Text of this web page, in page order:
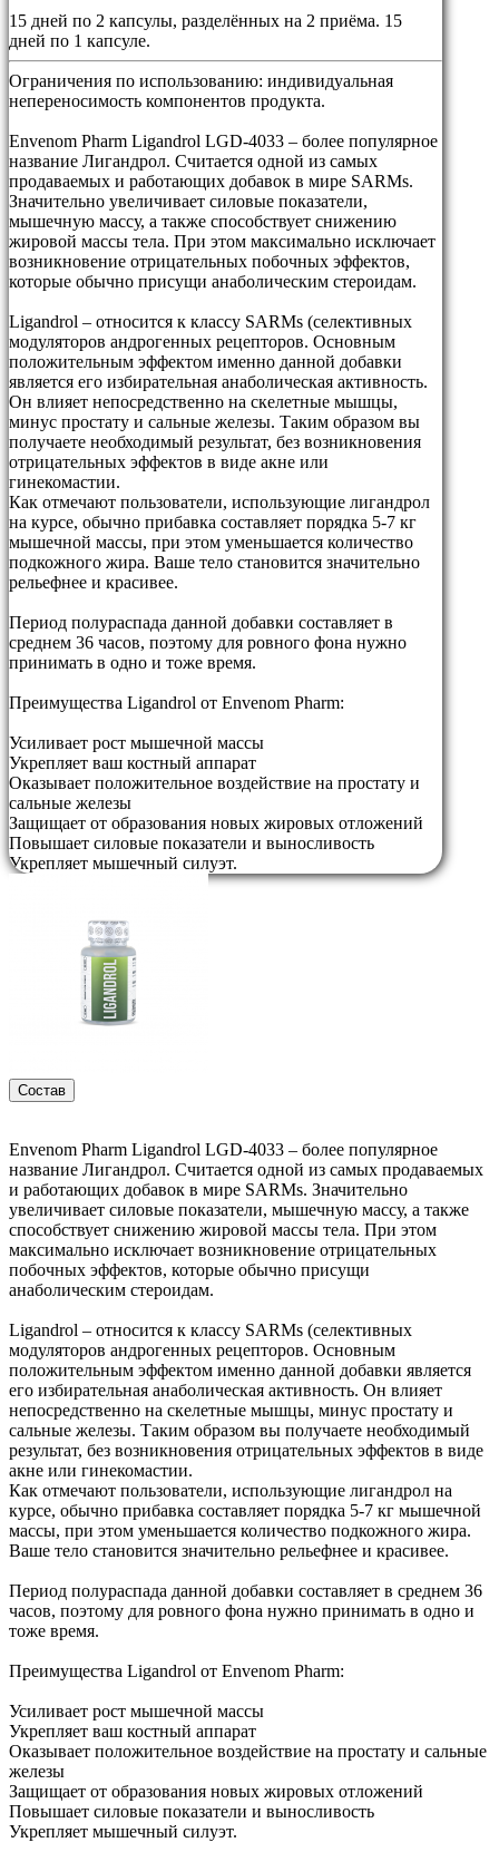
15 дней по 2 капсулы, разделённых на 2 приёма. 15
дней по 1 капсуле.
Ограничения по использованию: индивидуальная
непереносимость компонентов продукта.
Envenom Pharm Ligandrol LGD-4033 – более популярное
название Лигандрол. Считается одной из самых
продаваемых и работающих добавок в мире SARMs.
Значительно увеличивает силовые показатели,
мышечную массу, а также способствует снижению
жировой массы тела. При этом максимально исключает
возникновение отрицательных побочных эффектов,
которые обычно присущи анаболическим стероидам.
Ligandrol – относится к классу SARMs (селективных
модуляторов андрогенных рецепторов. Основным
положительным эффектом именно данной добавки
является его избирательная анаболическая активность.
Он влияет непосредственно на скелетные мышцы,
минус простату и сальные железы. Таким образом вы
получаете необходимый результат, без возникновения
отрицательных эффектов в виде акне или
гинекомастии.
Как отмечают пользователи, использующие лигандрол
на курсе, обычно прибавка составляет порядка 5-7 кг
мышечной массы, при этом уменьшается количество
подкожного жира. Ваше тело становится значительно
рельефнее и красивее.
Период полураспада данной добавки составляет в
среднем 36 часов, поэтому для ровного фона нужно
принимать в одно и тоже время.
Преимущества Ligandrol от Envenom Pharm:
Усиливает рост мышечной массы
Укрепляет ваш костный аппарат
Оказывает положительное воздействие на простату и
сальные железы
Защищает от образования новых жировых отложений
Повышает силовые показатели и выносливость
Укрепляет мышечный силуэт.
Состав
Envenom Pharm Ligandrol LGD-4033 – более популярное
название Лигандрол. Считается одной из самых продаваемых
и работающих добавок в мире SARMs. Значительно
увеличивает силовые показатели, мышечную массу, а также
способствует снижению жировой массы тела. При этом
максимально исключает возникновение отрицательных
побочных эффектов, которые обычно присущи
анаболическим стероидам.
Ligandrol – относится к классу SARMs (селективных
модуляторов андрогенных рецепторов. Основным
положительным эффектом именно данной добавки является
его избирательная анаболическая активность. Он влияет
непосредственно на скелетные мышцы, минус простату и
сальные железы. Таким образом вы получаете необходимый
результат, без возникновения отрицательных эффектов в виде
акне или гинекомастии.
Как отмечают пользователи, использующие лигандрол на
курсе, обычно прибавка составляет порядка 5-7 кг мышечной
массы, при этом уменьшается количество подкожного жира.
Ваше тело становится значительно рельефнее и красивее.
Период полураспада данной добавки составляет в среднем 36
часов, поэтому для ровного фона нужно принимать в одно и
тоже время.
Преимущества Ligandrol от Envenom Pharm:
Усиливает рост мышечной массы
Укрепляет ваш костный аппарат
Оказывает положительное воздействие на простату и сальные
железы
Защищает от образования новых жировых отложений
Повышает силовые показатели и выносливость
Укрепляет мышечный силуэт.